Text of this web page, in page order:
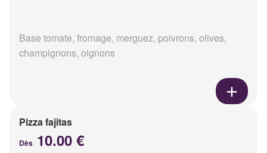
Base tomate, fromage, merguez, poivrons, olives,
champignons, oignons
Pizza fajitas
Dès 10.00 €